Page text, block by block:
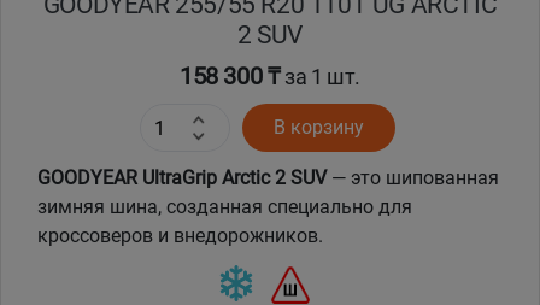
2 SUV
158 300 ₸за 1 шт.
В корзину
GOODYEAR UltraGrip Arctic 2 SUV— это шипованная
зимняя шина, созданная специально для
кроссоверов и внедорожников.